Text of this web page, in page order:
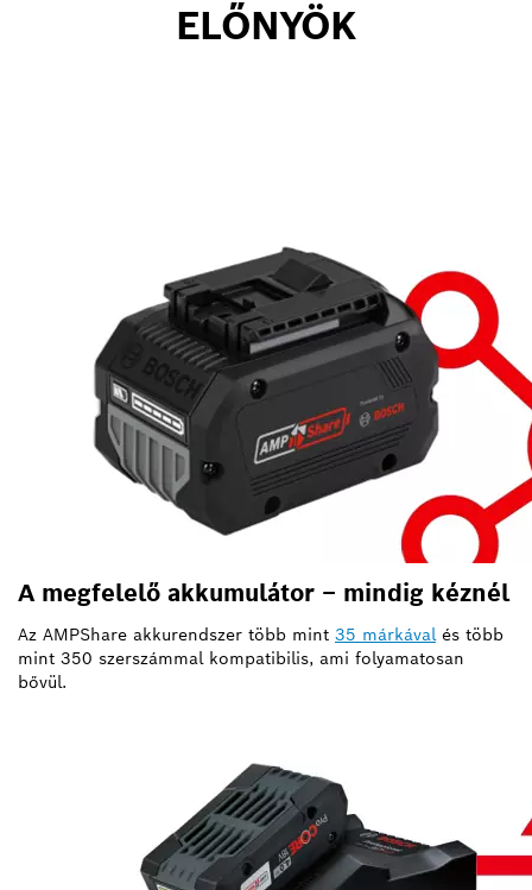
ELŐNYÖK
A megfelelő akkumulátor – mindig kéznél
Az AMPShare akkurendszer több mint 35 márkávalés több
mint 350 szerszámmal kompatibilis, ami folyamatosan
bővül.